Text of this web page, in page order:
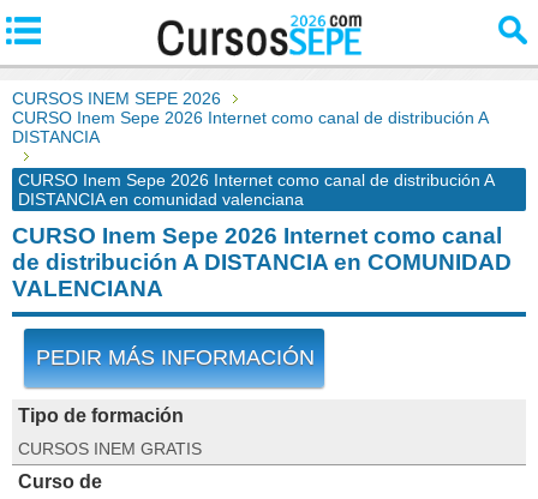
CURSOS INEM SEPE 2026
CURSO Inem Sepe 2026 Internet como canal de distribución A
DISTANCIA
CURSO Inem Sepe 2026 Internet como canal de distribución A
DISTANCIA en comunidad valenciana
CURSO Inem Sepe 2026 Internet como canal
de distribución A DISTANCIA en COMUNIDAD
VALENCIANA
PEDIR MÁS INFORMACIÓN
Tipo de formación
CURSOS INEM GRATIS
Curso de